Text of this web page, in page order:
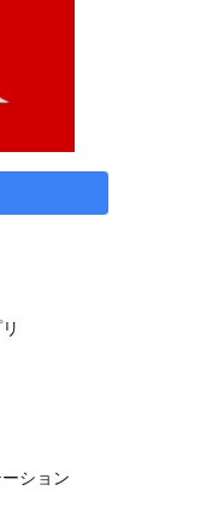
ション